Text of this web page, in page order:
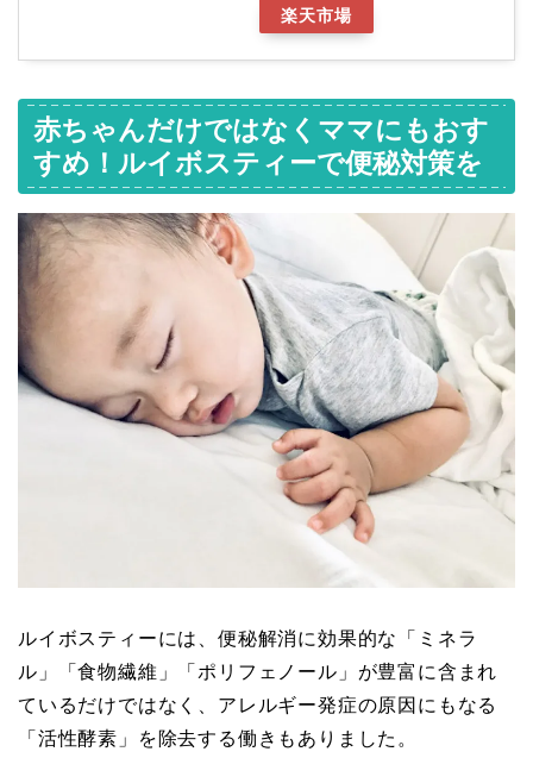
楽天市場
赤ちゃんだけではなくママにもおす
すめ！ルイボスティーで便秘対策を
ルイボスティーには、便秘解消に効果的な「ミネラ
ル」「食物繊維」「ポリフェノール」が豊富に含まれ
ているだけではなく、アレルギー発症の原因にもなる
「活性酵素」を除去する働きもありました。